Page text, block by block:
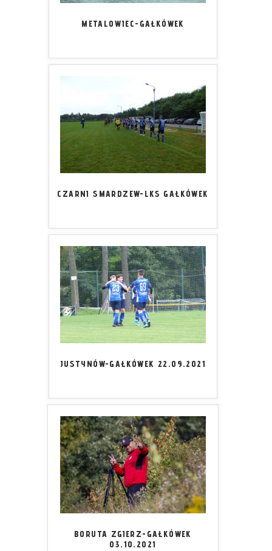
METALOWIEC-GAŁKÓWEK
CZARNI SMARDZEW-LKS GAŁKÓWEK
JUSTYNÓW-GAŁKÓWEK 22.09.2021
BORUTA ZGIERZ-GAŁKÓWEK
03.10.2021